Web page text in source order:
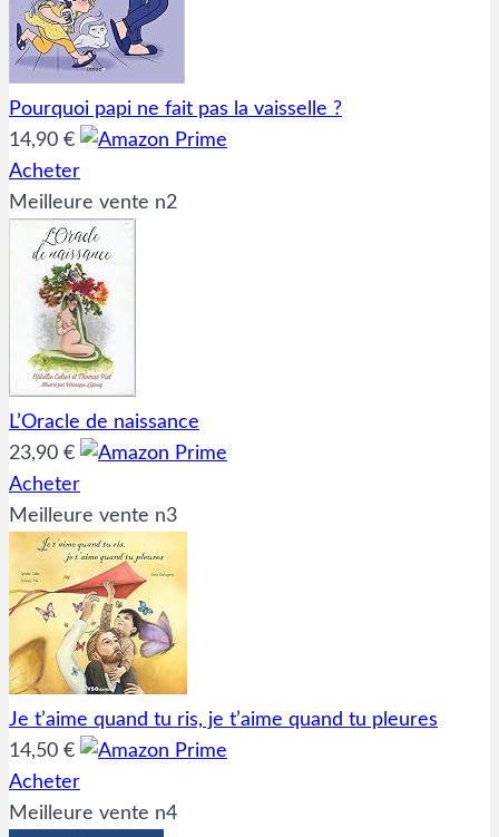
Pourquoi papi ne fait pas la vaisselle ?
14,90 €
Acheter
Meilleure vente n2
L’Oracle de naissance
23,90 €
Acheter
Meilleure vente n3
Je t’aime quand tu ris, je t’aime quand tu pleures
14,50 €
Acheter
Meilleure vente n4